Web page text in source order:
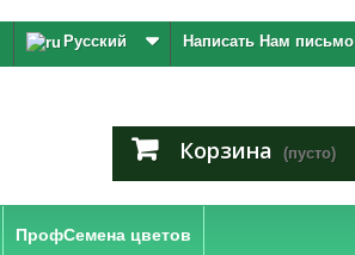
Написать Нам письмо
Русский
Корзина (пусто)
ПрофСемена цветов